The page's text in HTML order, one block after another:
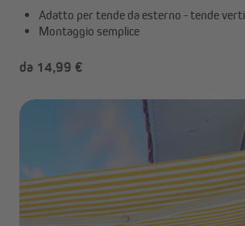
Adatto per tende da esterno - tende
Montaggio semplice
da 14,99 €